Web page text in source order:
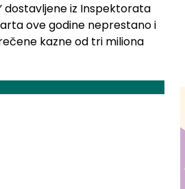
dostavljene iz Inspektorata
ove godine neprestano i
kazne od tri miliona